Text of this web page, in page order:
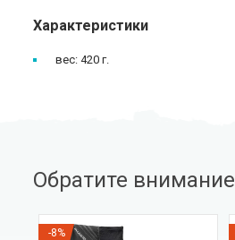
Характеристики
вес: 420 г.
Обратите внимание
-8%